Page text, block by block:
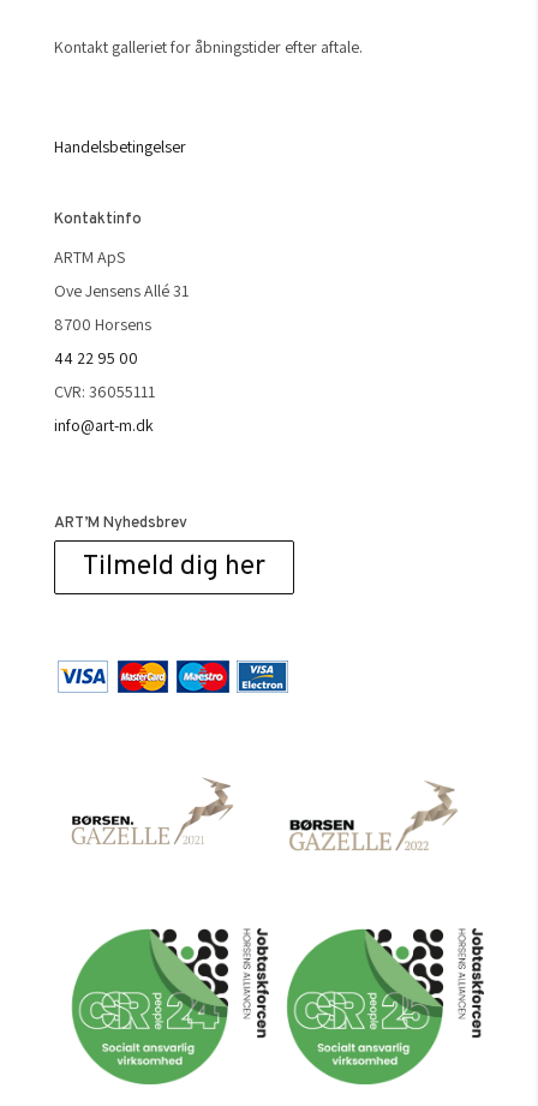
Kontakt galleriet for åbningstider efter aftale.
Handelsbetingelser
Kontaktinfo
ARTM ApS
Ove Jensens Allé 31
8700 Horsens
44 22 95 00
CVR: 36055111
info@art-m.dk
ART’M Nyhedsbrev
Tilmeld dig her